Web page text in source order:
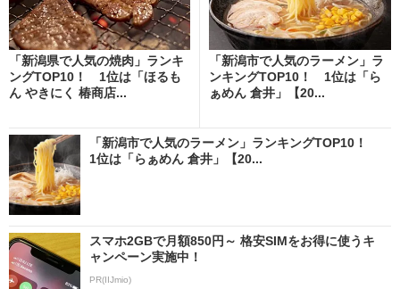
「新潟県で人気の焼肉」ランキ
ングTOP10！ 1位は「ほるも
ん やきにく 椿商店...
「新潟市で人気のラーメン」ラ
ンキングTOP10！ 1位は「ら
ぁめん 倉井」【20...
「新潟市で人気のラーメン」ランキングTOP10！
1位は「らぁめん 倉井」【20...
スマホ2GBで月額850円～ 格安SIMをお得に使うキ
ャンペーン実施中！
PR(IIJmio)